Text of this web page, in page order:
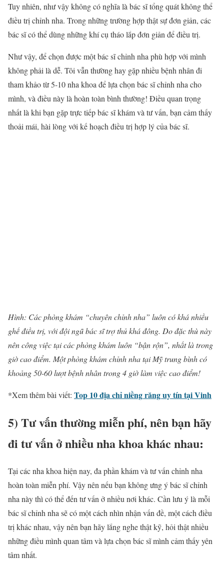
Tuy nhiên, như vậy không có nghĩa là bác sĩ tổng quát không thể
điều trị chỉnh nha. Trong những trường hợp thật sự đơn giản, các
bác sĩ có thể dùng những khí cụ tháo lắp đơn giản để điều trị.
Như vậy, để chọn được một bác sĩchỉnh nha phù hợp với mình
không phải là dễ. Tôi vẫn thường hay gặp nhiều bệnh nhân đi
tham khảo từ 5-10 nha khoa để lựa chọn bác sĩchỉnh nha cho
mình, và điều này là hoàn toàn bình thường! Điều quan trọng
nhất là khi bạn gặp trực tiếp bác sĩ khám và tư vấn, bạn cảm thấy
thoải mái, hài lòng với kế hoạch điều trị hợp lý của bác sĩ.
Hình: Các phòng khám “chuyênchỉnh nha” luôn có khá nhiều
ghế điều trị, với đội ngũ bác sĩ trợ thủ khá đông. Do đặc thù này
nên công việc tại các phòng khám luôn “bận rộn”, nhất là trong
giờ cao điểm. Một phòng khám chỉnh nhatại Mỹ trung bình có
khoảng 50-60 lượt bệnh nhân trong 4 giờ làm việc cao điểm!
*Xem thêm bài viết: Top 10 địa chỉ niềng răng uy tín tại Vinh
5) Tư vấn thường miễn phí, nên bạn hãy
đi tư vấn ở nhiềunha khoakhác nhau:
Tại cácnha khoa hiện nay, đa phần khám và tư vấn chỉnh nha
hoàn toàn miễn phí. Vậy nên nếu bạn không ưng ý bác sĩchỉnh
nha này thì có thể đến tư vấn ở nhiều nơi khác. Cần lưu ý là mỗi
bác sĩchỉnh nha sẽ có một cách nhìn nhận vấn đề, một cách điều
trị khác nhau, vậy nên bạn hãy lắng nghe thật kỹ, hỏi thật nhiều
những điều mình quan tâm và lựa chọn bác sĩ mình cảm thấy yên
tâm nhất.